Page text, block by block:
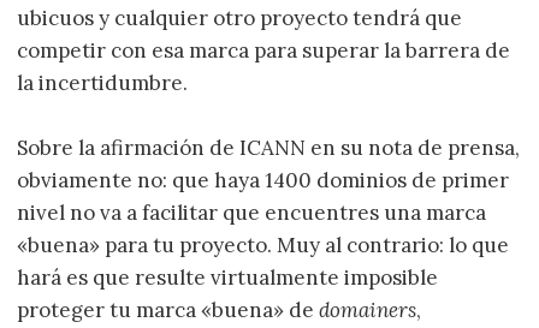
ubicuos y cualquier otro proyecto tendrá que
competir con esa marca para superar la barrera de
la incertidumbre.
Sobre la afirmación de ICANN en su nota de prensa,
obviamente no: que haya 1400 dominios de primer
nivel no va a facilitar que encuentres una marca
«buena» para tu proyecto. Muy al contrario: lo que
hará es que resulte virtualmente imposible
proteger tu marca «buena» dedomainers,